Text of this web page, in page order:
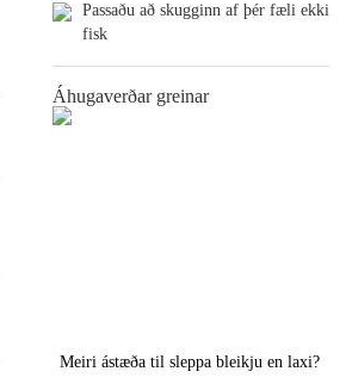
Passaðu að skugginn af þér fæli ekki
fisk
Áhugaverðar greinar
Meiri ástæða til sleppa bleikju en laxi?